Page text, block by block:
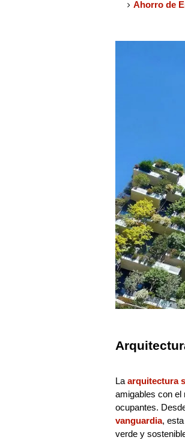
Ahorro de
Laarquitectura
amigables con el
ocupantes.
vanguardia,
verde y